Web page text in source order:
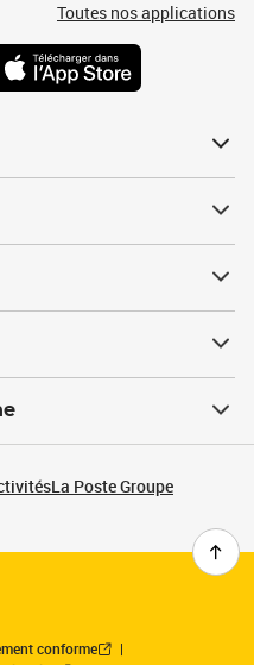
Toutes nos applications
La Poste Groupe
conforme